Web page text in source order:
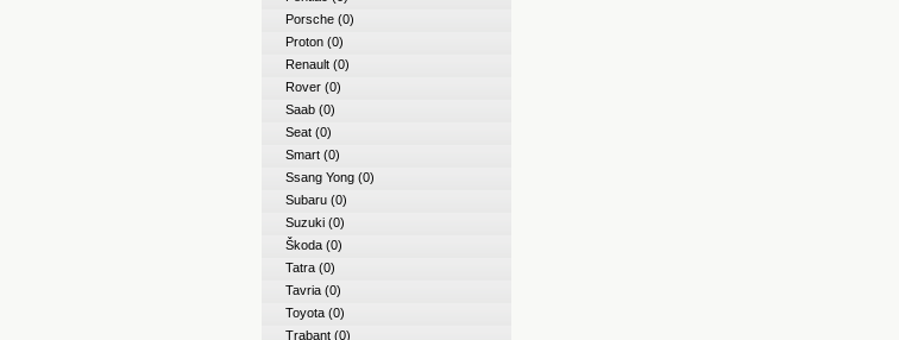
Porsche(0)
Proton(0)
Renault(0)
Rover(0)
Saab(0)
Seat(0)
Smart(0)
Ssang Yong(0)
Subaru(0)
Suzuki(0)
Škoda(0)
Tatra(0)
Tavria(0)
Toyota(0)
Trabant(0)